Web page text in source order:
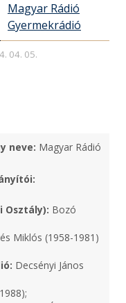
Magyar Rádió
Gyermekrádió
04. 05.
neve: Magyar Rádió
Osztály): Bozó
Miklós (1958-1981)
Decsényi János